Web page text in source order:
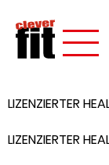
LIZENZIERTER
LIZENZIERTER